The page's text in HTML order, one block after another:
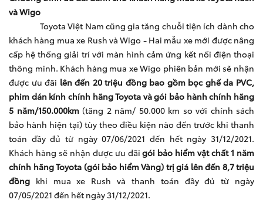
và Wigo
Toyota Việt Nam cũng gia tăng chuỗi tiện ích dành cho
khách hàng mua xe Rush và Wigo - Hai mẫu xe mới được nâng
cấp hệ thống giải trí với màn hình cảm ứng kết nối điện thoại
thông minh. Khách hàng mua xe Wigo phiên bản mới sẽ nhận
được ưu đãi lên đến 20 triệu đồng bao gồm bọc ghế da PVC,
phim dán kính chính hãng Toyota và gói bảo hành chính hãng
5 năm/150.000km(tăng 2 năm/ 50.000 km so với chính sách
bảo hành hiện tại) tùy theo điều kiện nào đến trước khi thanh
toán đầy đủ từ ngày 07/06/2021 đến hết ngày 31/12/2021.
Khách hàng sẽ nhận được ưu đãigói bảo hiểm vật chất 1 năm
chính hãng Toyota (gói bảo hiểm Vàng) trị giá lên đến 8,7 triệu
đồng khi mua xe Rush và thanh toán đầy đủ từ ngày
07/05/2021 đến hết ngày 31/12/2021.